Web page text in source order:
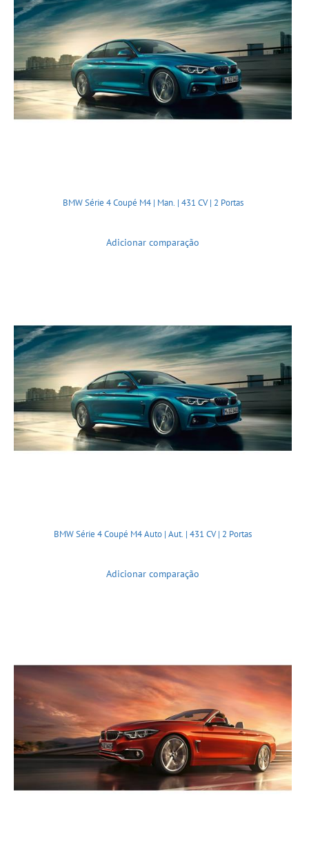
BMW Série 4 Coupé M4 | Man. | 431 CV | 2 Portas
Adicionar comparação
BMW Série 4 Coupé M4 Auto | Aut. | 431 CV | 2 Portas
Adicionar comparação